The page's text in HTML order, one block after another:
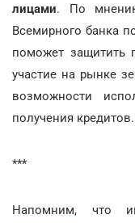
лицами. По
Всемирного банка
поможет защитить
участие на рынке
возможности
получения кредитов.
***
Напомним, что